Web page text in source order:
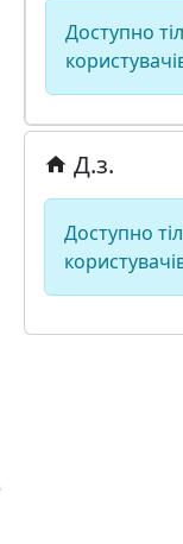
Доступно
Д.з.
Доступно